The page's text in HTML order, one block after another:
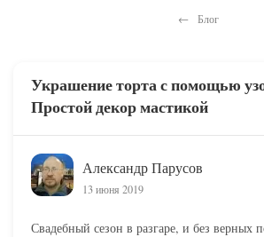
Блог
Украшение торта с помощью
Простой декор мастикой
Александр Парусов
13 июня 2019
Свадебный сезон в разгаре, и без верных